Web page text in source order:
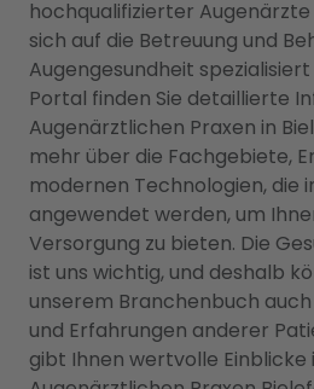
hochqualifizierter
sich auf die Betreuung und
Augengesundheit
Portal finden Sie detaillierte
Augenärztlichen Praxen in
mehr über die Fachgebiete,
modernen Technologien, die
angewendet werden, um
Versorgung zu bieten. Die
ist uns wichtig, und deshalb
unserem Branchenbuch
und Erfahrungen anderer
gibt Ihnen wertvolle Einblicke